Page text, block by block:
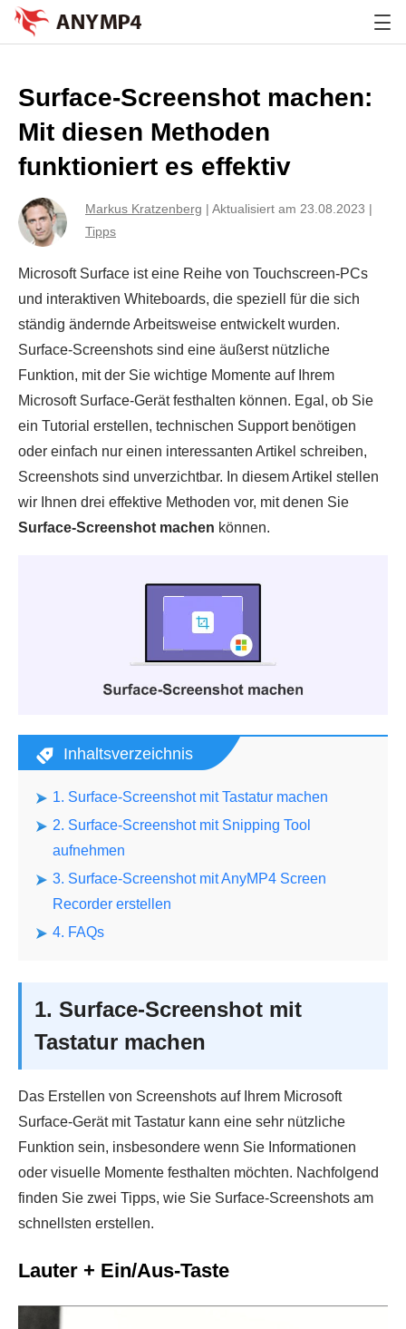
Surface-Screenshot machen:
Mit diesen Methoden
funktioniert es effektiv
Markus Kratzenberg | Aktualisiert am 23.08.2023 |
Tipps
Microsoft Surface ist eine Reihe von Touchscreen-PCs
und interaktiven Whiteboards, die speziell für die sich
ständig ändernde Arbeitsweise entwickelt wurden.
Surface-Screenshots sind eine äußerst nützliche
Funktion, mit der Sie wichtige Momente auf Ihrem
Microsoft Surface-Gerät festhalten können. Egal, ob Sie
ein Tutorial erstellen, technischen Support benötigen
oder einfach nur einen interessanten Artikel schreiben,
Screenshots sind unverzichtbar. In diesem Artikel stellen
wir Ihnen drei effektive Methoden vor, mit denen Sie
Surface-Screenshot machen können.
Inhaltsverzeichnis
1. Surface-Screenshot mit Tastatur machen
2. Surface-Screenshot mit Snipping Tool
aufnehmen
3. Surface-Screenshot mit AnyMP4 Screen
Recorder erstellen
4. FAQs
1. Surface-Screenshot mit
Tastatur machen
Das Erstellen von Screenshots auf Ihrem Microsoft
Surface-Gerät mit Tastatur kann eine sehr nützliche
Funktion sein, insbesondere wenn Sie Informationen
oder visuelle Momente festhalten möchten. Nachfolgend
finden Sie zwei Tipps, wie Sie Surface-Screenshots am
schnellsten erstellen.
Lauter + Ein/Aus-Taste